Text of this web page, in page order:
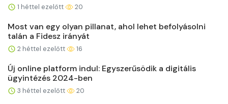
1 héttel ezelőtt 20
Most van egy olyan pillanat, ahol lehet befolyásolni
talán a Fidesz irányát
2 héttel ezelőtt 16
Új online platform indul: Egyszerűsödik a digitális
ügyintézés 2024-ben
3 héttel ezelőtt 20